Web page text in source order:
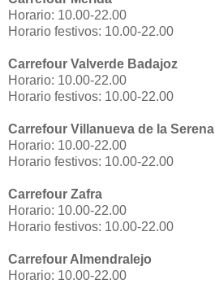
Horario: 10.00-22.00
Horario festivos: 10.00-22.00
Carrefour Valverde Badajoz
Horario: 10.00-22.00
Horario festivos: 10.00-22.00
Carrefour Villanueva de la Serena
Horario: 10.00-22.00
Horario festivos: 10.00-22.00
Carrefour Zafra
Horario: 10.00-22.00
Horario festivos: 10.00-22.00
Carrefour Almendralejo
Horario: 10.00-22.00